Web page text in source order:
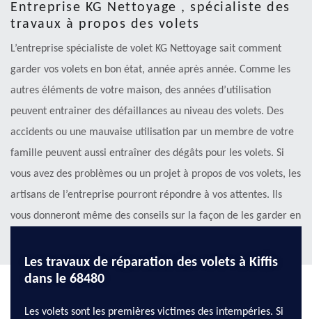
Entreprise KG Nettoyage , spécialiste des
travaux à propos des volets
L’entreprise spécialiste de volet KG Nettoyage sait comment
garder vos volets en bon état, année après année. Comme les
autres éléments de votre maison, des années d’utilisation
peuvent entrainer des défaillances au niveau des volets. Des
accidents ou une mauvaise utilisation par un membre de votre
famille peuvent aussi entraîner des dégâts pour les volets. Si
vous avez des problèmes ou un projet à propos de vos volets, les
artisans de l’entreprise pourront répondre à vos attentes. Ils
vous donneront même des conseils sur la façon de les garder en
Les travaux de réparation des volets à Kiffis
dans le 68480
Les volets sont les premières victimes des intempéries. Si